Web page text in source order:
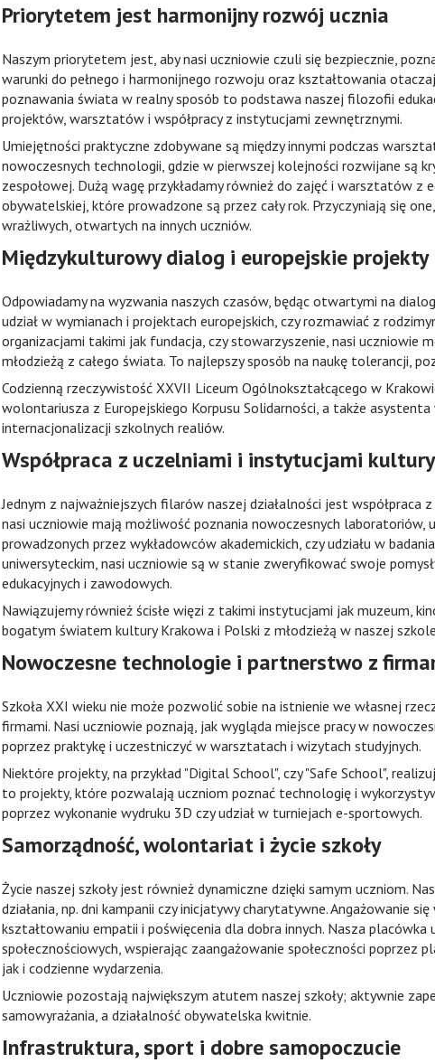
Priorytetem jest harmonijny rozwój ucznia
Naszym priorytetem jest, aby nasi uczniowie czuli się bezpiecznie,
warunki do pełnego i harmonijnego rozwoju oraz kształtowania
poznawania świata w realny sposób to podstawa naszej filozofii
projektów, warsztatów i współpracy z instytucjami zewnętrznymi.
Umiejętności praktyczne zdobywane są między innymi podczas
nowoczesnych technologii, gdzie w pierwszej kolejności rozwijane są
zespołowej. Dużą wagę przykładamy również do zajęć i warsztatów z
obywatelskiej, które prowadzone są przez cały rok. Przyczyniają się
wrażliwych, otwartych na innych uczniów.
Międzykulturowy dialog i europejskie projekty
Odpowiadamy na wyzwania naszych czasów, będąc otwartymi na
udział w wymianach i projektach europejskich, czy rozmawiać z
organizacjami takimi jak fundacja, czy stowarzyszenie, nasi uczniowie
młodzieżą z całego świata. To najlepszy sposób na naukę tolerancji,
Codzienną rzeczywistość XXVII Liceum Ogólnokształcącego w
wolontariusza z Europejskiego Korpusu Solidarności, a także
internacjonalizacji szkolnych realiów.
Współpraca z uczelniami i instytucjami kultury
Jednym z najważniejszych filarów naszej działalności jest
nasi uczniowie mają możliwość poznania nowoczesnych laboratoriów,
prowadzonych przez wykładowców akademickich, czy udziału w
uniwersyteckim, nasi uczniowie są w stanie zweryfikować swoje
edukacyjnych i zawodowych.
Nawiązujemy również ścisłe więzi z takimi instytucjami jak muzeum,
bogatym światem kultury Krakowa i Polski z młodzieżą w naszej
Nowoczesne technologie i partnerstwo z
Szkoła XXI wieku nie może pozwolić sobie na istnienie we własnej
firmami. Nasi uczniowie poznają, jak wygląda miejsce pracy w
poprzez praktykę i uczestniczyć w warsztatach i wizytach studyjnych.
Niektóre projekty, na przykład "Digital School", czy "Safe School",
to projekty, które pozwalają uczniom poznać technologię i
poprzez wykonanie wydruku 3D czy udział w turniejach e-sportowych.
Samorządność, wolontariat i życie szkoły
Życie naszej szkoły jest również dynamiczne dzięki samym uczniom.
działania, np. dni kampanii czy inicjatywy charytatywne. Angażowanie
kształtowaniu empatii i poświęcenia dla dobra innych. Nasza
społecznościowych, wspierając zaangażowanie społeczności
jak i codzienne wydarzenia.
Uczniowie pozostają największym atutem naszej szkoły; aktywnie
samowyrażania, a działalność obywatelska kwitnie.
Infrastruktura, sport i dobre samopoczucie